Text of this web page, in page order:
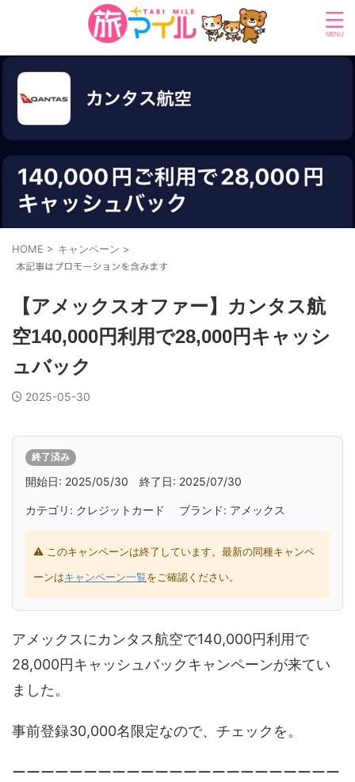
HOME > キャンペーン >
【アメックスオファー】カンタス航
空140,000円利用で28,000円キャッシ
ュバック
2025-05-30
終了済み
開始日: 2025/05/30 終了日: 2025/07/30
カテゴリ: クレジットカード ブランド: アメックス
⚠ このキャンペーンは終了しています。最新の同種キャンペ
ーンはキャンペーン一覧をご確認ください。
アメックスにカンタス航空で140,000円利用で
28,000円キャッシュバックキャンペーンが来てい
ました。
事前登録30,000名限定なので、チェックを。
ーーーーーーーーーーーーーーーーーーーーーーー